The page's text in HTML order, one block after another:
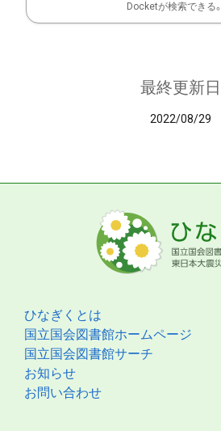
Docketが検索できる。
最終更新日
2022/08/29
ひなぎくとは
国立国会図書館ホームページ
国立国会図書館サーチ
お知らせ
お問い合わせ